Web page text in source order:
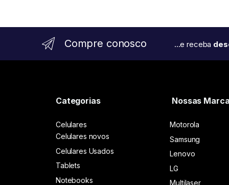
Compre conosco ...e receba
Categorias
Celulares
Celulares novos
Celulares Usados
Tablets
Notebooks
Nossas
Motorola
Samsung
Lenovo
LG
Multilaser